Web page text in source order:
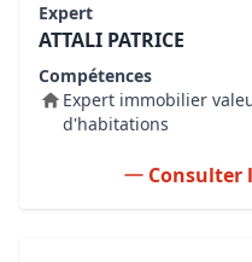
Expert
ATTALI PATRICE
Compétences
Expert immobilier
d'habitations
Consulter